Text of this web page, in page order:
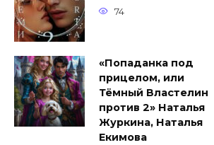
74
«Попаданка под
прицелом, или
Тёмный Властелин
против 2» Наталья
Журкина, Наталья
Екимова